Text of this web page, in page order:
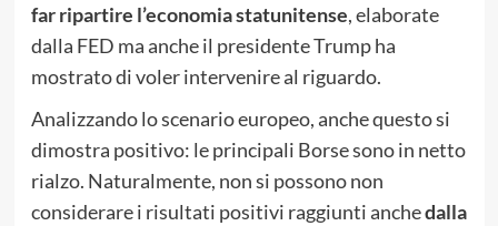
far ripartire l’economia statunitense, elaborate
dalla FED ma anche il presidente Trump ha
mostrato di voler intervenire al riguardo.
Analizzando lo scenario europeo, anche questo si
dimostra positivo: le principali Borse sono in netto
rialzo. Naturalmente, non si possono non
considerare i risultati positivi raggiunti anchedalla